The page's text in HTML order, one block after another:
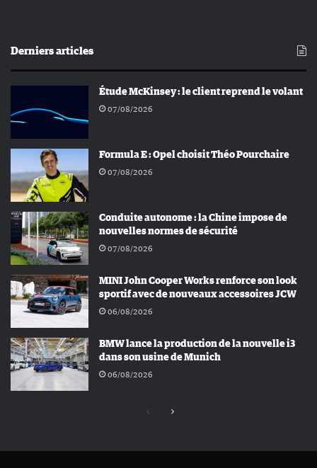
Derniers articles
Étude McKinsey : le client reprend le volant
07/08/2026
Formula E : Opel choisit Théo Pourchaire
07/08/2026
Conduite autonome : la Chine impose de
nouvelles normes de sécurité
07/08/2026
MINI John Cooper Works renforce son look
sportif avec de nouveaux accessoires JCW
06/08/2026
BMW lance la production de la nouvelle i3
dans son usine de Munich
06/08/2026
Page
Page